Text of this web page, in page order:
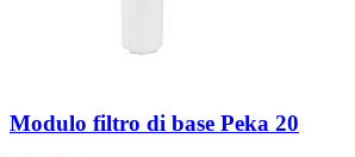
Modulo filtro di base Peka 20